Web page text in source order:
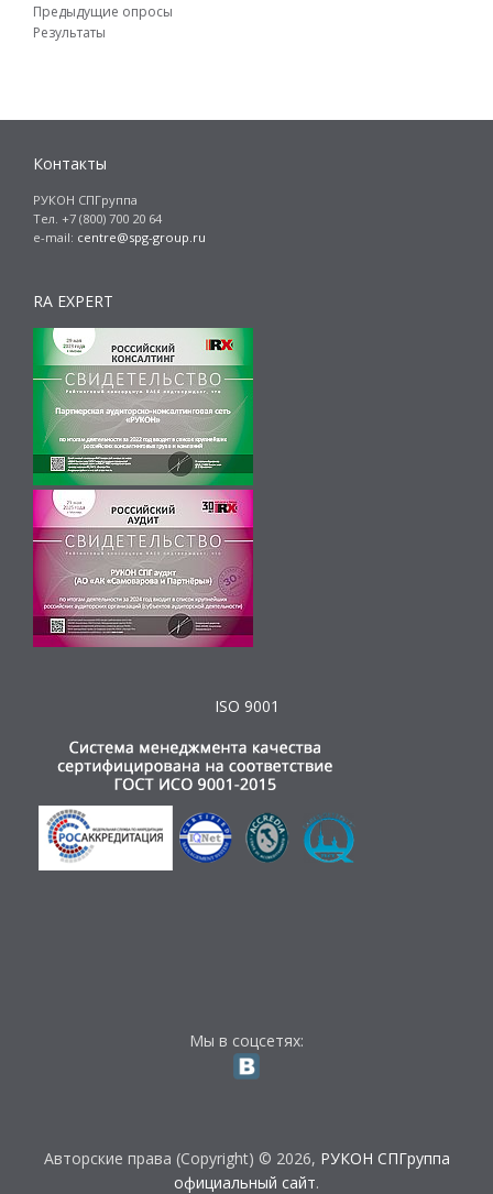
Предыдущие опросы
Результаты
Контакты
РУКОН СПГруппа
Тел. +7 (800) 700 20 64
e-mail: centre@spg-group.ru
RA EXPERT
ISO 9001
Мы в соцсетях:
Авторские права (Copyright) © 2026, РУКОН СПГруппа
официальный сайт.